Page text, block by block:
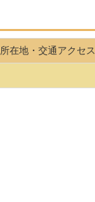
所在地・交通アクセス